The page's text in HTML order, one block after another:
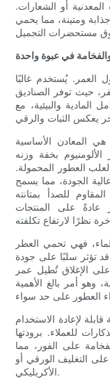
أو الشعارات.
ومتينة، مما يحمي
في عبوة واحدة
العمر. يُستخدم غالبًا
حيث توفر الصناديق
المادية والبيئية، مع
هي المعادن الأساسية
بخفة وزنه
العطور المحمولة.
الجودة، مما يسمح
للصدأ بمتانته
عادةً على المنتجات
فهي تحمي العطر
تؤثر سلبًا على جودة
الإغلاق تُطيل عمر
وهو أمر بالغ الأهمية
لإعادة الاستخدام
للعملاء. برودتها
على الفور، مما
التغليف الورقي أو
الأكريليكي.